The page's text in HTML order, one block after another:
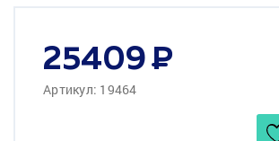
25409
Артикул: 19464